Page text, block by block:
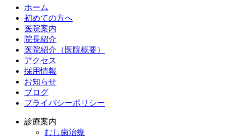
ホーム
初めての方へ
医院案内
院長紹介
医院紹介（医院概要）
アクセス
採用情報
お知らせ
ブログ
プライバシーポリシー
診療案内
むし歯治療